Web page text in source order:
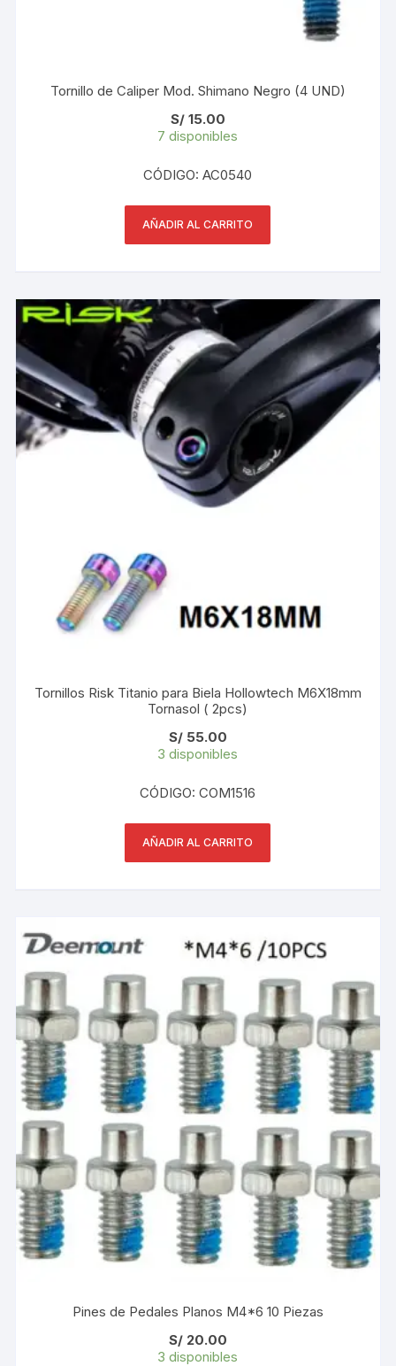
Tornillo de Caliper Mod. Shimano Negro (4 UND)
S/15.00
7 disponibles
CÓDIGO: AC0540
AÑADIR AL CARRITO
Tornillos Risk Titanio para Biela Hollowtech M6X18mm
Tornasol ( 2pcs)
S/55.00
3 disponibles
CÓDIGO: COM1516
AÑADIR AL CARRITO
Pines de Pedales Planos M4*6 10 Piezas
S/20.00
3 disponibles